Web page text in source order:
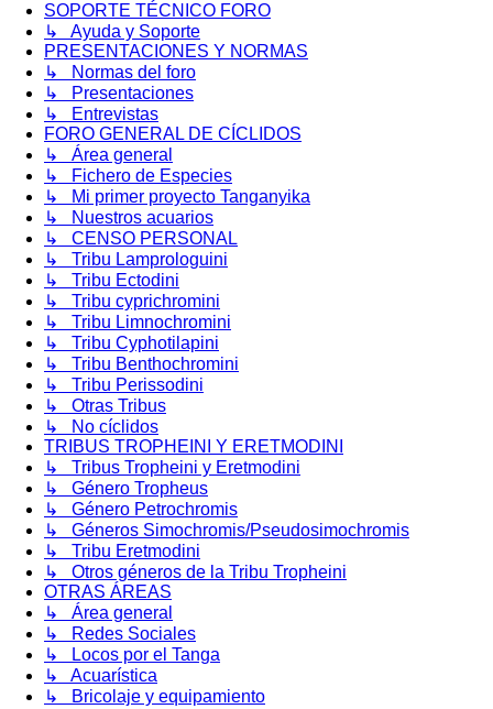
SOPORTE TÉCNICO FORO
↳ Ayuda y Soporte
PRESENTACIONES Y NORMAS
↳ Normas del foro
↳ Presentaciones
↳ Entrevistas
FORO GENERAL DE CÍCLIDOS
↳ Área general
↳ Fichero de Especies
↳ Mi primer proyecto Tanganyika
↳ Nuestros acuarios
↳ CENSO PERSONAL
↳ Tribu Lamprologuini
↳ Tribu Ectodini
↳ Tribu cyprichromini
↳ Tribu Limnochromini
↳ Tribu Cyphotilapini
↳ Tribu Benthochromini
↳ Tribu Perissodini
↳ Otras Tribus
↳ No cíclidos
TRIBUS TROPHEINI Y ERETMODINI
↳ Tribus Tropheini y Eretmodini
↳ Género Tropheus
↳ Género Petrochromis
↳ Géneros Simochromis/Pseudosimochromis
↳ Tribu Eretmodini
↳ Otros géneros de la Tribu Tropheini
OTRAS ÁREAS
↳ Área general
↳ Redes Sociales
↳ Locos por el Tanga
↳ Acuarística
↳ Bricolaje y equipamiento